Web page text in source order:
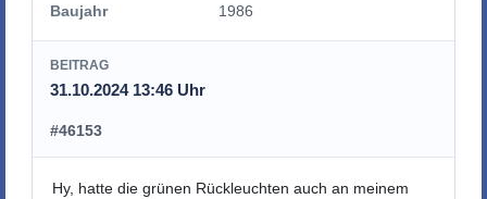
Baujahr
1986
BEITRAG
31.10.2024 13:46 Uhr
#46153
Hy, hatte die grünen Rückleuchten auch an meinem